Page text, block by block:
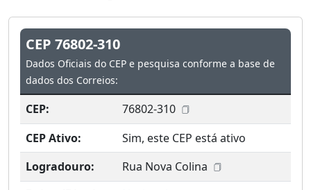
CEP 76802-310
Dados Oficiais do CEP e pesquisa conforme a base de
dados dos Correios:
CEP:
76802-310
CEP Ativo:
Sim, este CEP está ativo
Logradouro:
Rua Nova Colina